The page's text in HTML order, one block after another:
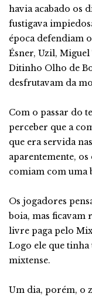
havia acabado os
fustigava
época defendiam
Ésner, Uzil,
Ditinho Olho de
desfrutavam da
Com o passar do
perceber que a
que era servida
aparentemente,
comiam com uma
Os jogadores
boia, mas ficavam
livre paga pelo
Logo ele que
mixtense.
Um dia, porém, o